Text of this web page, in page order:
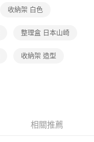
收納架 白色
整理盒 日本山崎
收納架 造型
相關推薦